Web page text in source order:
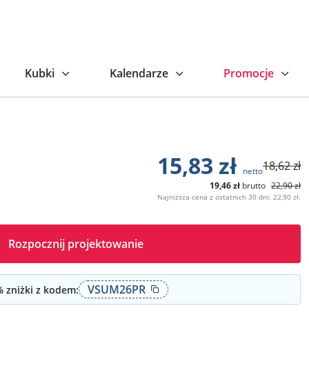
Kubki Kalendarze Promocje
15,83 zł netto18,62zł
19,46zł brutto 22,90zł
Najniższa cena z ostatnich 30 dni: 22,90 zł.
Rozpocznij projektowanie
zniżki z kodem: VSUM26PR